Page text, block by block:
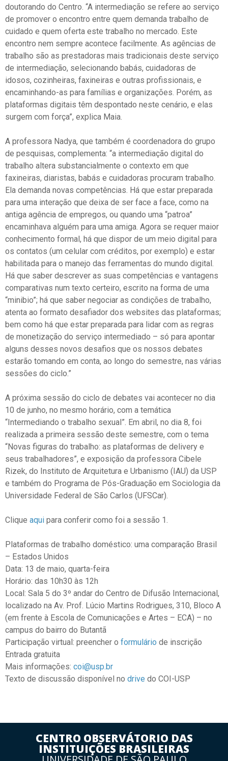
doutorando do Centro. “A intermediação se refere ao serviço
de promover o encontro entre quem demanda trabalho de
cuidado e quem oferta este trabalho no mercado. Este
encontro nem sempre acontece facilmente. As agências de
trabalho são as prestadoras mais tradicionais deste serviço
de intermediação, selecionando babás, cuidadoras de
idosos, cozinheiras, faxineiras e outras profissionais, e
encaminhando-as para famílias e organizações. Porém, as
plataformas digitais têm despontado neste cenário, e elas
surgem com força”, explica Maia.
A professora Nadya, que também é coordenadora do grupo
de pesquisas, complementa: “a intermediação digital do
trabalho altera substancialmente o contexto em que
faxineiras, diaristas, babás e cuidadoras procuram trabalho.
Ela demanda novas competências. Há que estar preparada
para uma interação que deixa de ser face a face, como na
antiga agência de empregos, ou quando uma “patroa”
encaminhava alguém para uma amiga. Agora se requer maior
conhecimento formal, há que dispor de um meio digital para
os contatos (um celular com créditos, por exemplo) e estar
habilitada para o manejo das ferramentas do mundo digital.
Há que saber descrever as suas competências e vantagens
comparativas num texto certeiro, escrito na forma de uma
“minibio”; há que saber negociar as condições de trabalho,
atenta ao formato desafiador dos websites das plataformas;
bem como há que estar preparada para lidar com as regras
de monetização do serviço intermediado – só para apontar
alguns desses novos desafios que os nossos debates
estarão tomando em conta, ao longo do semestre, nas várias
sessões do ciclo.”
A próxima sessão do ciclo de debates vai acontecer no dia
10 de junho, no mesmo horário, com a temática
“Intermediando o trabalho sexual”. Em abril, no dia 8, foi
realizada a primeira sessão deste semestre, com o tema
“Novas figuras do trabalho: as plataformas de delivery e
seus trabalhadores”, e exposição da professora Cibele
Rizek, do Instituto de Arquitetura e Urbanismo (IAU) da USP
e também do Programa de Pós-Graduação em Sociologia da
Universidade Federal de São Carlos (UFSCar).
Clique aqui para conferir como foi a sessão 1.
Plataformas de trabalho doméstico: uma comparação Brasil
– Estados Unidos
Data: 13 de maio, quarta-feira
Horário: das 10h30 às 12h
Local: Sala 5 do 3º andar do Centro de Difusão Internacional,
localizado na Av. Prof. Lúcio Martins Rodrigues, 310, Bloco A
(em frente à Escola de Comunicações e Artes – ECA) – no
campus do bairro do Butantã
Participação virtual: preencher o formulário de inscrição
Entrada gratuita
Mais informações: coi@usp.br
Texto de discussão disponível no drive do COI-USP
CENTRO OBSERVÁTORIO DAS
INSTITUIÇÕES BRASILEIRAS